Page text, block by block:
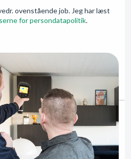
ovenstående job. Jeg har læst
for persondatapolitik.